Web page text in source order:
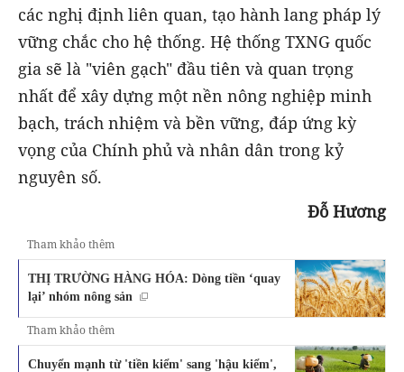
các nghị định liên quan, tạo hành lang pháp lý
vững chắc cho hệ thống. Hệ thống TXNG quốc
gia sẽ là "viên gạch" đầu tiên và quan trọng
nhất để xây dựng một nền nông nghiệp minh
bạch, trách nhiệm và bền vững, đáp ứng kỳ
vọng của Chính phủ và nhân dân trong kỷ
nguyên số.
Đỗ Hương
Tham khảo thêm
THỊ TRƯỜNG HÀNG HÓA: Dòng tiền ‘quay
lại’ nhóm nông sản
Tham khảo thêm
Chuyển mạnh từ 'tiền kiểm' sang 'hậu kiểm',